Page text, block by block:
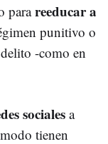
parareeducar a
punitivo o
-como en
sociales a
tienen